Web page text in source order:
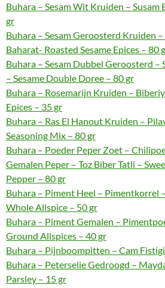
Buhara – Sesam Wit Kruiden – Susam
gr
Buhara – Sesam Geroosterd Kruiden
Baharat- Roasted Sesame Epices – 80
Buhara – Sesam Dubbel Geroosterd –
– Sesame Double Doree – 80 gr
Buhara – Rosemarijn Kruiden –
Epices – 35 gr
Buhara – Ras El Hanout Kruiden –
Seasoning Mix – 80 gr
Buhara – Poeder Peper Zoet –
Gemalen Peper – Toz Biber Tatli –
Pepper – 80 gr
Buhara – Piment Heel – Pimentkorrel
Whole Allspice – 50 gr
Buhara – Piment Gemalen –
Ground Allspices – 40 gr
Buhara – Pijnboompitten – Cam
Buhara – Peterselie Gedroogd –
Parsley – 15 gr